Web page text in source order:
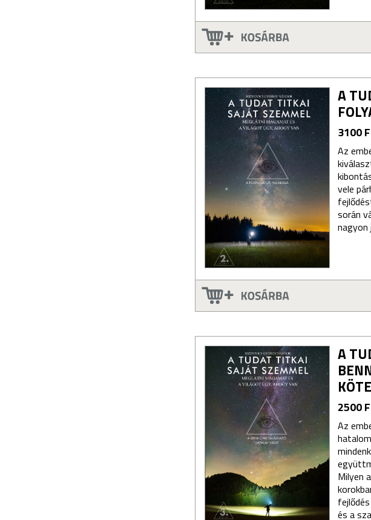
A
3100
Az
vele
során
A
2500
Az
Milyen
és a